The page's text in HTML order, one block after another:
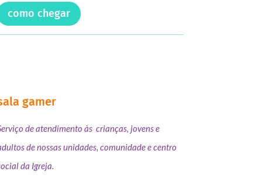
como chegar
gamer
de atendimento às crianças, jovens e
de nossas unidades, comunidade e centro
da Igreja.